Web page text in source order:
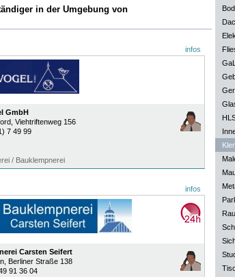
in der Umgebung von
infos
GmbH
, Viehtriftenweg 156
7 49 99
/ Bauklempnerei
infos
Carsten Seifert
, Berliner Straße 138
91 36 04